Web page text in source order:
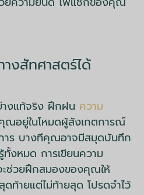
งสัทศาสตร์ได้
งแท้จริง ฝึกฝน ความ
คุณอยู่ในโหมดผู้สังเกตการณ์
าร บางทีคุณอาจมีสมุดบันทึก
งหมด การเขียนความ
ะช่วยฝึกสมองของคุณให้
ท้ายแต่ไม่ท้ายสุด โปรดจำไว้